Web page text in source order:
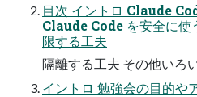
目次 イントロ Claude
Claude Code を安全に使
限する工夫
隔離する工夫 その他いろ
イントロ 勉強会の目的や